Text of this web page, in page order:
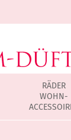
RÄDER
WOHN-